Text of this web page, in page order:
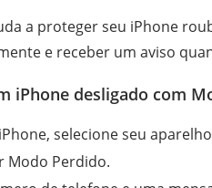
a proteger seu iPhone
e receber um aviso
iPhone desligado com
selecione seu
Modo Perdido.